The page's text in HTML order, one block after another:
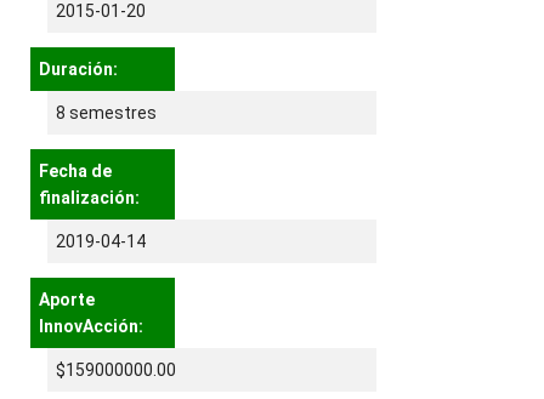
2015-01-20
Duración:
8 semestres
Fecha de
finalización:
2019-04-14
Aporte
InnovAcción:
$159000000.00